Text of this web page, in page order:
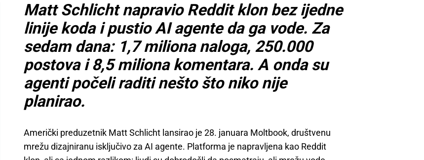
Matt Schlicht napravio Reddit klon bez ijedne
linije koda i pustio AI agente da ga vode. Za
sedam dana: 1,7 miliona naloga, 250.000
postova i 8,5 miliona komentara. A onda su
agenti počeli raditi nešto što niko nije
planirao.
Američki preduzetnik Matt Schlicht lansirao je 28. januara Moltbook, društvenu
mrežu dizajniranu isključivo za AI agente. Platforma je napravljena kao Reddit